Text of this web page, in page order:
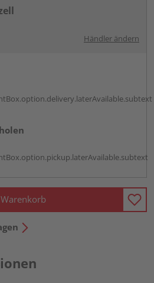
Händler ändern